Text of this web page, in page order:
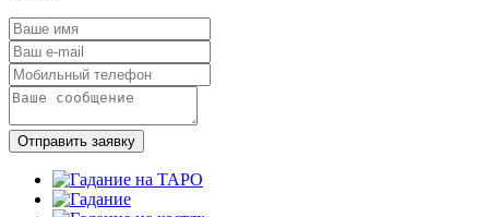
Отправить заявку